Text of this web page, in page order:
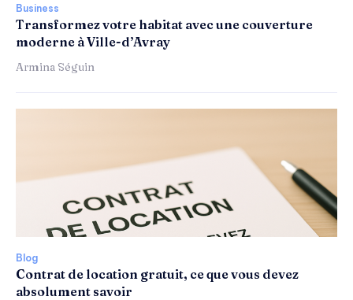
Business
Transformez votre habitat avec une couverture
moderne à Ville-d’Avray
Armina Séguin
Blog
Contrat de location gratuit, ce que vous devez
absolument savoir